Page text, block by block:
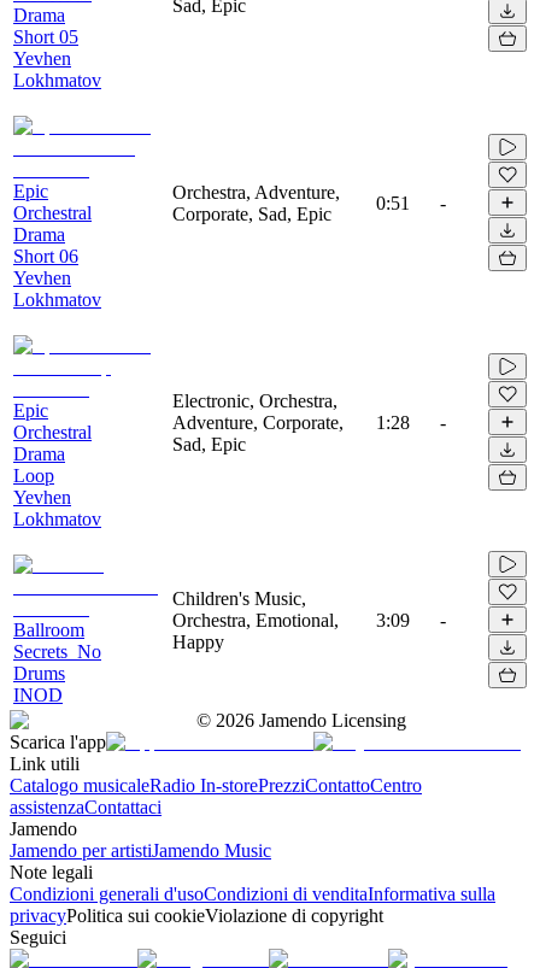
Drama
Short 05
Yevhen
Lokhmatov
Sad, Epic
Epic
Orchestral
Drama
Short 06
Yevhen
Lokhmatov
Orchestra, Adventure,
Corporate, Sad, Epic
0:51 -
Epic
Orchestral
Drama
Loop
Yevhen
Lokhmatov
Electronic, Orchestra,
Adventure, Corporate,
Sad, Epic
1:28 -
Ballroom
Secrets_No
Drums
INOD
Children's Music,
Orchestra, Emotional,
Happy
3:09 -
© 2026 Jamendo Licensing
Scarica l'app
Link utili
Catalogo musicaleRadio In-storePrezziContattoCentro
assistenzaContattaci
Jamendo
Jamendo per artistiJamendo Music
Note legali
Condizioni generali d'usoCondizioni di venditaInformativa sulla
privacyPolitica sui cookieViolazione di copyright
Seguici